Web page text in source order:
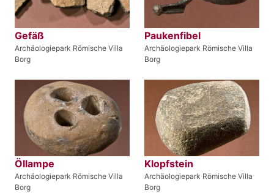
Gefäß
Archäologiepark Römische Villa
Borg
Paukenfibel
Archäologiepark Römische Villa
Borg
Öllampe
Archäologiepark Römische Villa
Borg
Klopfstein
Archäologiepark Römische Villa
Borg